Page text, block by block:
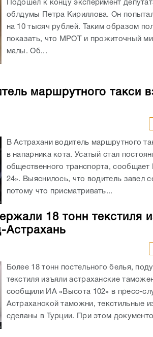
Подошёл к концу эксперимент
облдумы Петра Кириллова. Он
на 10 тысяч рублей. Таким образом
показать, что МРОТ и прожиточный
малы. Об...
маршрутного такси
В Астрахани водитель маршрутного
в напарника кота. Усатый стал
общественного транспорта, сообщает
24». Выяснилось, что водитель завел
потому что присматривать...
18 тонн текстиля
Астрахань
Более 18 тонн постельного белья,
текстиля изъяли астраханские
сообщили ИА «Высота 102» в пресс-
Астраханской таможни, текстильные
сделаны в Турции. При этом